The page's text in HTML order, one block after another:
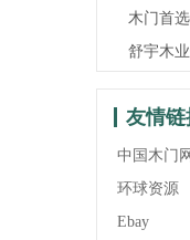
木门首
舒宇木
友情链
中国木门网
环球资源
Ebay